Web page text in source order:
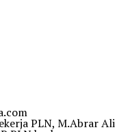
PLN, M.Abrar